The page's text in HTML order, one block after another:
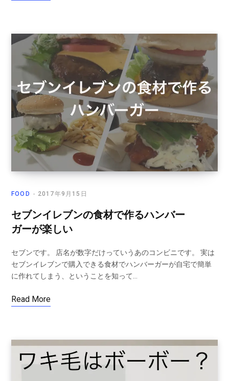
FOOD 2017年9月15日
セブンイレブンの食材で作るハンバー
ガーが楽しい
セブンです。 店名が数字だけっていうあのコンビニです。 実は
セブンイレブンで購入できる食材でハンバーガーが自宅で簡単
に作れてしまう、ということを知って…
Read More